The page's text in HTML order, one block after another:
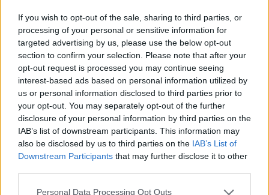
If you wish to opt-out of the sale, sharing to third parties, or
processing of your personal or sensitive information for
targeted advertising by us, please use the below opt-out
section to confirm your selection. Please note that after your
opt-out request is processed you may continue seeing
interest-based ads based on personal information utilized by
us or personal information disclosed to third parties prior to
your opt-out. You may separately opt-out of the further
disclosure of your personal information by third parties on the
IAB’s list of downstream participants. This information may
also be disclosed by us to third parties on the IAB’s List of
Downstream Participants that may further disclose it to other
Personal Data Processing Opt Outs
ασφάλεια της πατρίδας μας με νέο αναπτυξιακό
καθεστώς για την Άμυνα»
07/08/2026 - 09:39 ΠΟΛΙΤΙΚΗ
Νέα στρατηγική συνεργασία της ΓΓ Επικοινωνίας
και Ενημέρωσης με το ΕΙΕ
07/08/2026 - 09:22 ΠΟΛΙΤΙΚΗ
Ταϊλάνδη: Επτά νεκροί, 15 τραυματίες από
πυροβολισμούς σε σχολείο - Αυτοκτόνησε ο δράστης
07/08/2026 - 09:11 ΚΟΣΜΟΣ
Πειραιάς: Κορυφώνεται η έξοδος των αδειούχων